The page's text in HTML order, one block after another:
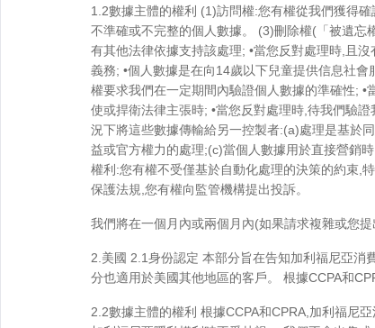
1.2數據主體的權利 (1)訪問權:您有權從我們獲得
不準確或不完整的個人數據。 (3)刪除權(「被遺忘
有其他法律依據支持該處理; •當您反對處理時,且
義務; •個人數據是在向14歲以下兒童提供信息社
權要求我們在一定期間內驗證個人數據的準確性;
使或捍衛法律主張時; •當您反對處理時,待我們驗
況下將這些數據傳輸給另一控製者:(a)處理是基於
益或官方權力的處理;(c)當個人數據用於直接營銷
權利:您有權不受僅基於自動化處理的決策的約束,
保護法規,您有權向監管機構提出投訴。
我們將在一個月內或兩個月內(如果請求複雜或您
2.美國 2.1身份認定 本部分旨在告知加利福尼亞消
分也適用於美國其他地區的客戶。 根據CCPA和
2.2數據主體的權利 根據CCPA和CPRA,加利福尼